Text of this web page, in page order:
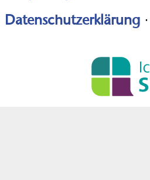
Datenschutzerklärung